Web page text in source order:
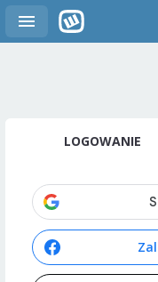
LOGOWANIE